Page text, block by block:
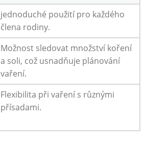
jednoduché použití pro každého
člena rodiny.
Možnost sledovat⁣ množství koření
a soli, což usnadňuje ‌plánování
vaření.
Flexibilita při⁢ vaření s různými‍
přísadami.